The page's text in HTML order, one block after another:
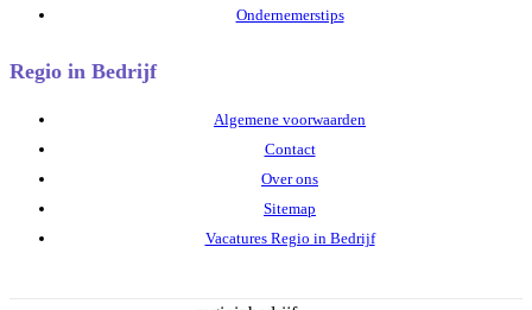
Ondernemerstips
Regio in Bedrijf
Algemene voorwaarden
Contact
Over ons
Sitemap
Vacatures Regio in Bedrijf